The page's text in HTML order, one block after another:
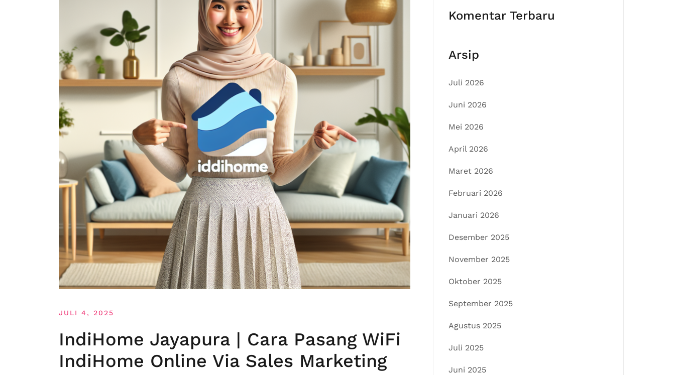
JULI 4, 2025
IndiHome Jayapura | Cara Pasang WiFi
IndiHome Online Via Sales Marketing
Komentar Terbaru
Arsip
Juli 2026
Juni 2026
Mei 2026
April 2026
Maret 2026
Februari 2026
Januari 2026
Desember 2025
November 2025
Oktober 2025
September 2025
Agustus 2025
Juli 2025
Juni 2025